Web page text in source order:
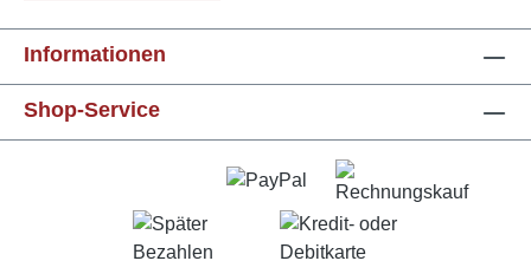
Informationen
Shop-Service